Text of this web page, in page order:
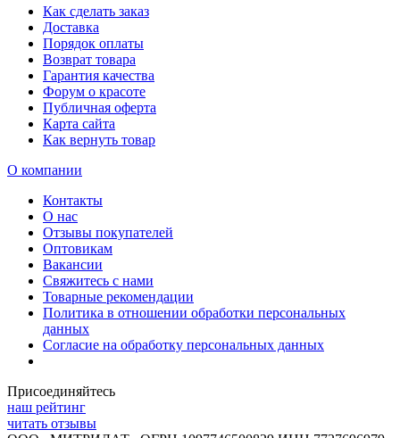
Как сделать заказ
Доставка
Порядок оплаты
Возврат товара
Гарантия качества
Форум о красоте
Публичная оферта
Карта сайта
Как вернуть товар
О компании
Контакты
О нас
Отзывы покупателей
Оптовикам
Вакансии
Свяжитесь с нами
Товарные рекомендации
Политика в отношении обработки персональных
данных
Согласие на обработку персональных данных
Присоединяйтесь
наш рейтинг
читать отзывы